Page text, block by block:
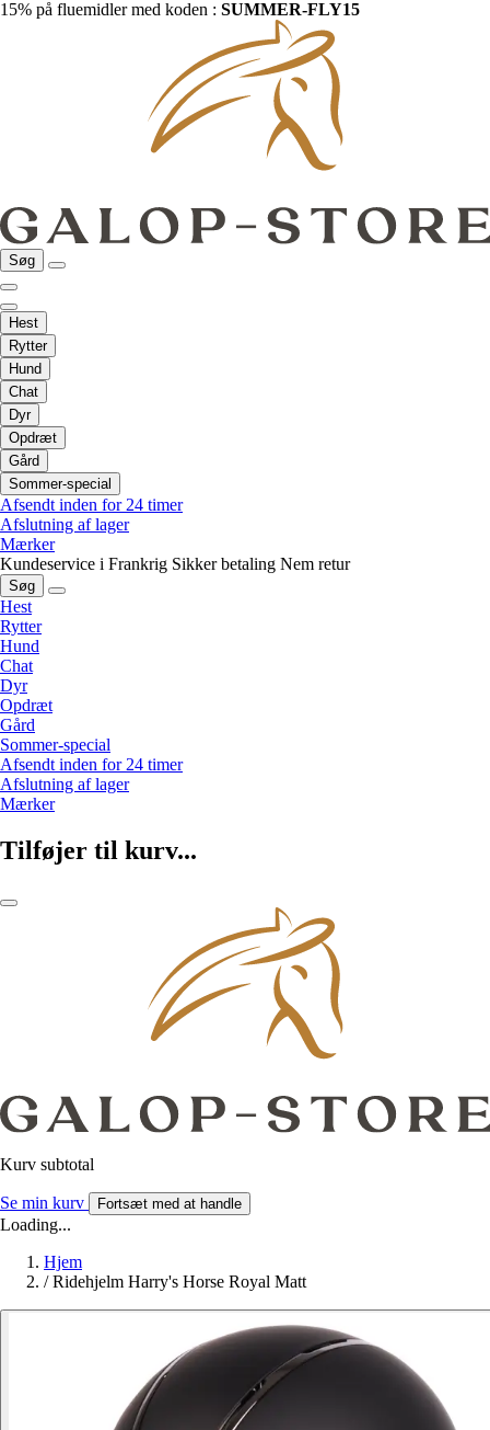
15% på fluemidler med koden : SUMMER-FLY15
Søg
Hest
Rytter
Hund
Chat
Dyr
Opdræt
Gård
Sommer-special
Afsendt inden for 24 timer
Afslutning af lager
Mærker
Kundeservice i Frankrig Sikker betaling Nem retur
Søg
Hest
Rytter
Hund
Chat
Dyr
Opdræt
Gård
Sommer-special
Afsendt inden for 24 timer
Afslutning af lager
Mærker
Tilføjer til kurv...
Kurv subtotal
Se min kurv Fortsæt med at handle
Loading...
Hjem
/ Ridehjelm Harry's Horse Royal Matt